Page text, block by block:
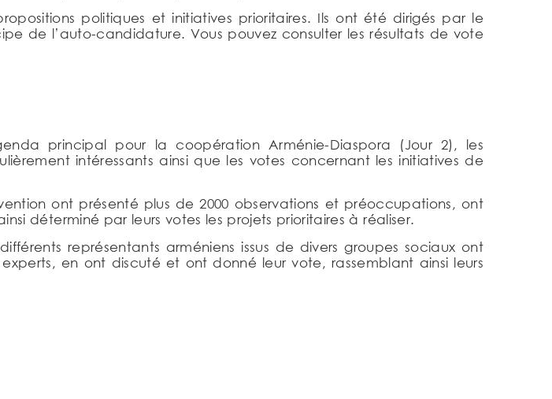
politiques et initiatives prioritaires. Ils ont été dirigés par le
de l’auto-candidature. Vous pouvez consulter les résultats de vote
principal pour la coopération Arménie-Diaspora (Jour 2), les
intéressants ainsi que les votes concernant les initiatives de
ont présenté plus de 2000 observations et préoccupations, ont
déterminé par leurs votes les projets prioritaires à réaliser.
représentants arméniens issus de divers groupes sociaux ont
en ont discuté et ont donné leur vote, rassemblant ainsi leurs